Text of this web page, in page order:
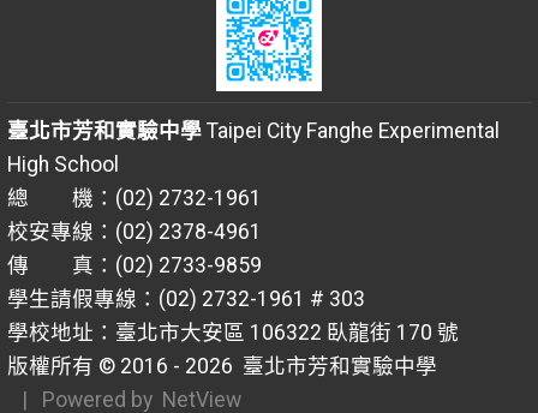
臺北市芳和實驗中學Taipei City Fanghe Experimental
High School
總 機：(02) 2732-1961
校安專線：(02) 2378-4961
傳 真：(02) 2733-9859
學生請假專線：(02) 2732-1961 # 303
學校地址：臺北市大安區 106322 臥龍街 170 號
版權所有 © 2016 - 2026 臺北市芳和實驗中學
| Powered by NetView